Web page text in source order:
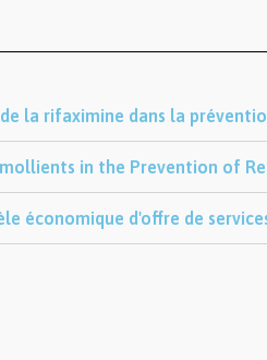
la rifaximine dans la
in the Prevention of
économique d'offre de